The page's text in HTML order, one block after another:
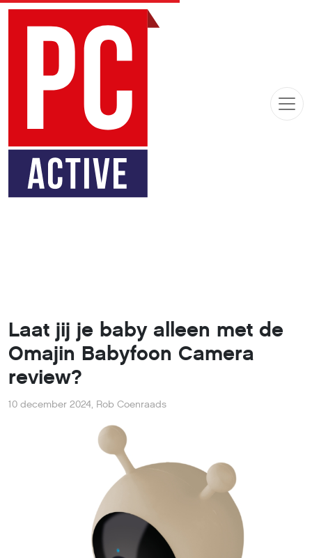
Laat jij je baby alleen met de
Omajin Babyfoon Camera
review?
10 december 2024, Rob Coenraads